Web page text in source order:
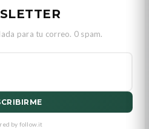
para tu correo. 0 spam.
by follow.it